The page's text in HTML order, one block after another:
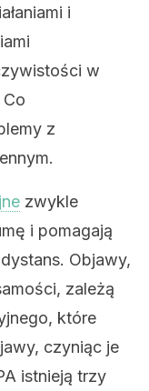
i
w
z
zwykle
i pomagają
Objawy,
zależą
które
czyniąc je
istnieją trzy